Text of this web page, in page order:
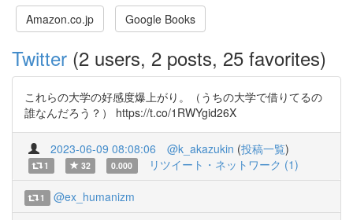
Amazon.co.jp Google Books
Twitter (2 users, 2 posts, 25 favorites)
これらの大学の好感度爆上がり。（うちの大学で借りてるの
誰なんだろう？） https://t.co/1RWYgid26X
2023-06-09 08:08:06 @k_akazukin (投稿一覧)
1 32 0.000 リツイート・ネットワーク (1)
1 @ex_humanizm